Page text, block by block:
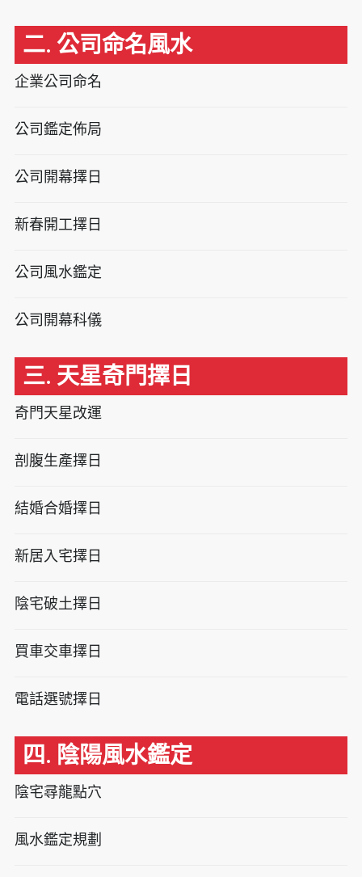
二. 公司命名風水
企業公司命名
公司鑑定佈局
公司開幕擇日
新春開工擇日
公司風水鑑定
公司開幕科儀
三. 天星奇門擇日
奇門天星改運
剖腹生產擇日
結婚合婚擇日
新居入宅擇日
陰宅破土擇日
買車交車擇日
電話選號擇日
四. 陰陽風水鑑定
陰宅尋龍點穴
風水鑑定規劃